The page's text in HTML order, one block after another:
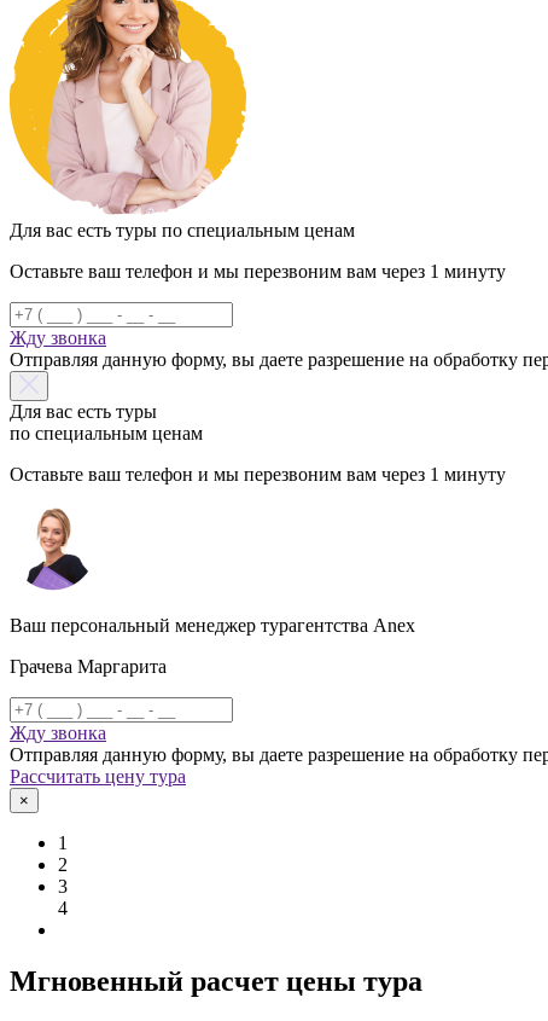
Для вас есть туры по специальным ценам
Оставьте ваш телефон и мы перезвоним вам через 1 минуту
Жду звонка
Отправляя данную форму, вы даете разрешение на обработку
Для вас есть туры
по специальным ценам
Оставьте ваш телефон и мы перезвоним вам через 1 минуту
Ваш персональный менеджер турагентства Anex
Грачева Маргарита
Жду звонка
Отправляя данную форму, вы даете разрешение на обработку
Рассчитать цену тура
×
1
2
3
4
Мгновенный расчет цены тура